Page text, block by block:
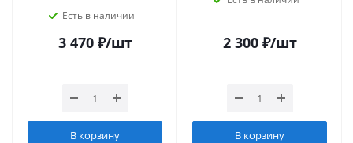
Есть в наличии
3 470₽/шт
В корзину
2 300₽/шт
В корзину